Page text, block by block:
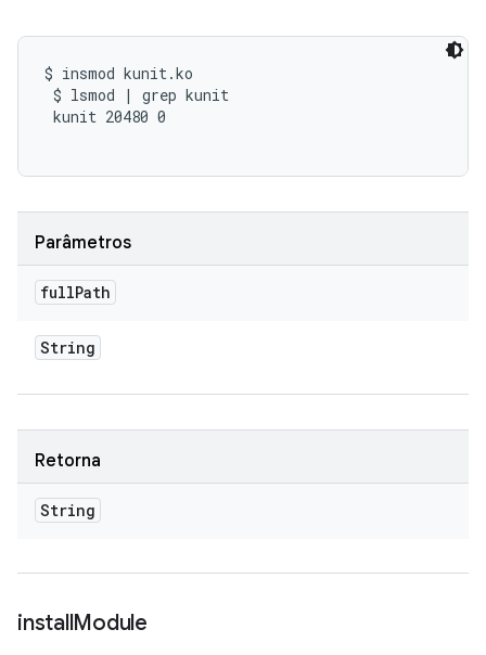
$ insmod kunit.ko
$ lsmod | grep kunit
kunit 20480 0
Parâmetros
fullPath
String
Retorna
String
installModule